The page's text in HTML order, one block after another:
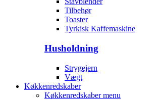
Tilbehør
Toaster
Tyrkisk Kaffemaskine
Husholdning
Strygejern
Vægt
Køkkenredskaber
Køkkenredskaber menu